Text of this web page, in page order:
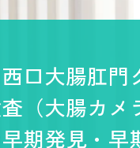
口大腸肛門
査（大腸カ
期発見・早